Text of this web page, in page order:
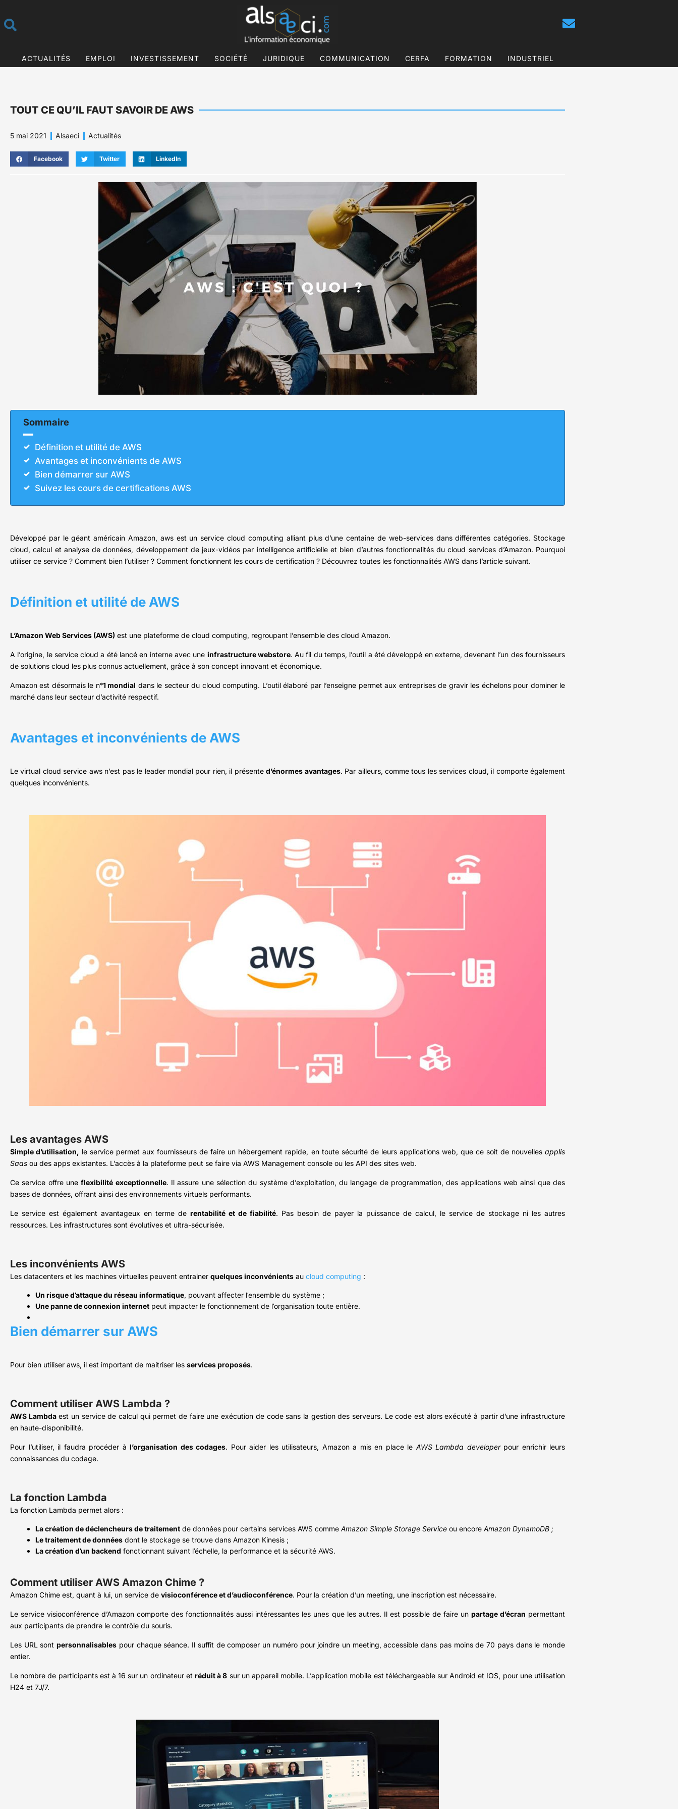
ACTUALITÉS EMPLOI INVESTISSEMENT SOCIÉTÉ JURIDIQUE COMMUNICATION CERFA FORMATION INDUSTRIEL
TOUT CE QU’IL FAUT SAVOIR DE AWS
5 mai 2021 Alsaeci Actualités
Facebook Twitter LinkedIn
Sommaire
Définition et utilité de AWS
Avantages et inconvénients de AWS
Bien démarrer sur AWS
Suivez les cours de certifications AWS
Développé par le géant américain Amazon, aws est un service cloud computing alliant plus d’une centaine de web-services dans différentes catégories. Stockage
cloud, calcul et analyse de données, développement de jeux-vidéos par intelligence artificielle et bien d’autres fonctionnalités du cloud services d’Amazon. Pourquoi
utiliser ce service ? Comment bien l’utiliser ? Comment fonctionnent les cours de certification ? Découvrez toutes les fonctionnalités AWS dans l’article suivant.
Définition et utilité de AWS
L’Amazon Web Services (AWS) est une plateforme de cloud computing, regroupant l’ensemble des cloud Amazon.
A l’origine, le service cloud a été lancé en interne avec une infrastructure webstore. Au fil du temps, l’outil a été développé en externe, devenant l’un des fournisseurs
de solutions cloud les plus connus actuellement, grâce à son concept innovant et économique.
Amazon est désormais le n°1 mondial dans le secteur du cloud computing. L’outil élaboré par l’enseigne permet aux entreprises de gravir les échelons pour dominer le
marché dans leur secteur d’activité respectif.
Avantages et inconvénients de AWS
Le virtual cloud service aws n’est pas le leader mondial pour rien, il présented’énormes avantages. Par ailleurs, comme tous les services cloud, il comporte également
quelques inconvénients.
Les avantages AWS
Simple d’utilisation, le service permet aux fournisseurs de faire un hébergement rapide, en toute sécurité de leurs applications web, que ce soit de nouvellesapplis
Saas ou des apps existantes. L’accès à la plateforme peut se faire via AWS Management console ou les API des sites web.
Ce service offre uneflexibilité exceptionnelle. Il assure une sélection du système d’exploitation, du langage de programmation, des applications web ainsi que des
bases de données, offrant ainsi des environnements virtuels performants.
Le service est également avantageux en terme de rentabilité et de fiabilité. Pas besoin de payer la puissance de calcul, le service de stockage ni les autres
ressources. Les infrastructures sont évolutives et ultra-sécurisée.
Les inconvénients AWS
Les datacenters et les machines virtuelles peuvent entrainer quelques inconvénients au cloud computing :
Un risque d’attaque du réseau informatique, pouvant affecter l’ensemble du système ;
Une panne de connexion internet peut impacter le fonctionnement de l’organisation toute entière.
Bien démarrer sur AWS
Pour bien utiliser aws, il est important de maitriser les services proposés.
Comment utiliser AWS Lambda ?
AWS Lambdaest un service de calcul qui permet de faire une exécution de code sans la gestion des serveurs. Le code est alors exécuté à partir d’une infrastructure
en haute-disponibilité.
Pour l’utiliser, il faudra procéder à l’organisation des codages. Pour aider les utilisateurs, Amazon a mis en place le AWS Lambda developerpour enrichir leurs
connaissances du codage.
La fonction Lambda
La fonction Lambda permet alors :
La création de déclencheurs de traitement de données pour certains services AWS comme Amazon Simple Storage Service ou encore Amazon DynamoDB ;
Le traitement de données dont le stockage se trouve dans Amazon Kinesis ;
La création d’un backend fonctionnant suivant l’échelle, la performance et la sécurité AWS.
Comment utiliser AWS Amazon Chime ?
Amazon Chime est, quant à lui, un service de visioconférence et d’audioconférence. Pour la création d’un meeting, une inscription est nécessaire.
Le service visioconférence d’Amazon comporte des fonctionnalités aussi intéressantes les unes que les autres. Il est possible de faire un partage d’écran permettant
aux participants de prendre le contrôle du souris.
Les URL sontpersonnalisables pour chaque séance. Il suffit de composer un numéro pour joindre un meeting, accessible dans pas moins de 70 pays dans le monde
entier.
Le nombre de participants est à 16 sur un ordinateur et réduit à 8 sur un appareil mobile. L’application mobile est téléchargeable sur Android et IOS, pour une utilisation
H24 et 7J/7.